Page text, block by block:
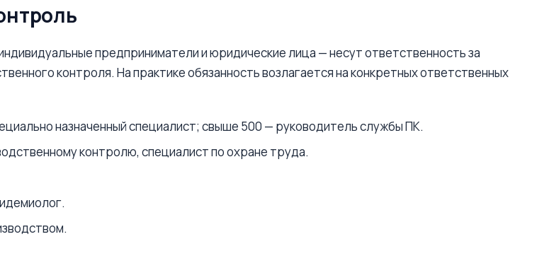
предприниматели и юридические лица — несут ответственность за
контроля. На практике обязанность возлагается на конкретных ответственных
назначенный специалист; свыше 500 — руководитель службы ПК.
контролю, специалист по охране труда.